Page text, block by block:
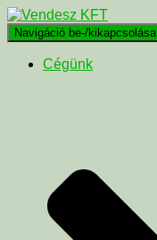
Navigáció be-/kikapcsolása
Cégünk